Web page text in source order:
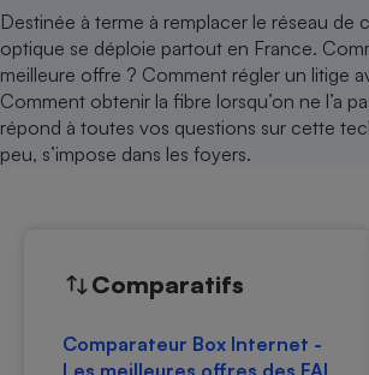
Destinée à terme à remplacer le réseau de
optique se déploie partout en France.
meilleure offre ? Comment régler un litige
Comment obtenir la fibre lorsqu’on ne l’a
répond à toutes vos questions sur cette
peu, s’impose dans les foyers.
Comparatifs
Comparateur Box Internet -
Les meilleures offres des FAI
Produit
Achat
Achat -
Famille
Senior
Train
Toutes les actualités
Enquêtes
Guides d'achat
Conseils
Brèves
Tous les services
Soumettre un litige
Tous nos combats
Nos actions
Nos grandes victoires
Les billets de la présidente
Nos associations locales
nous ?
L’association
Nos missions
Notre méthodologie
Notre financement
Nos partenaires